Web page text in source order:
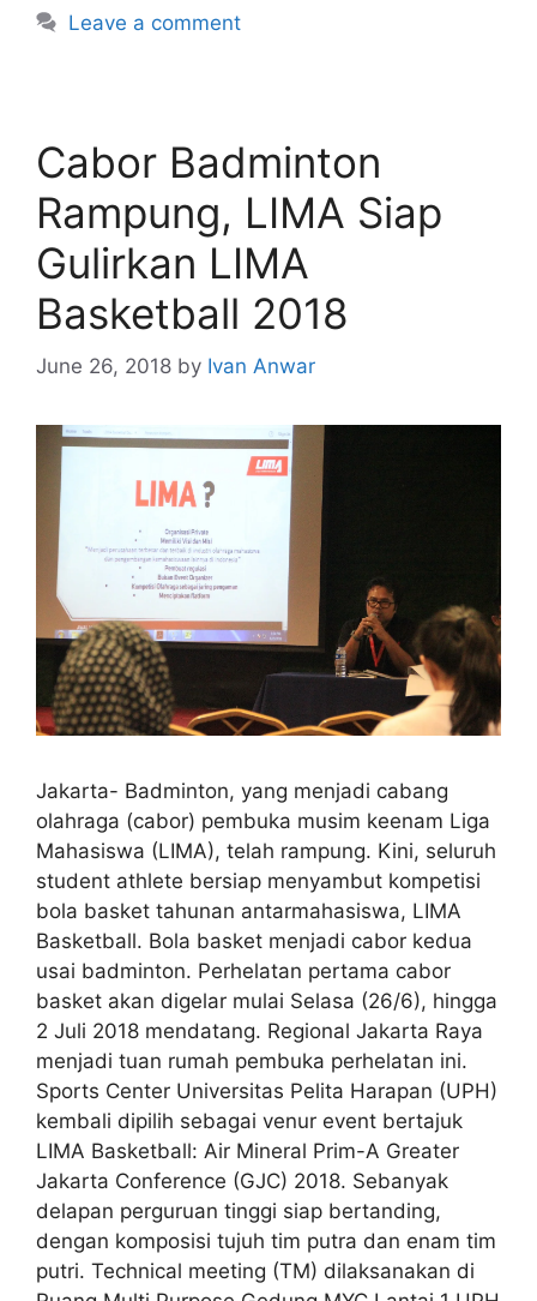
Leave a comment
Cabor Badminton
Rampung, LIMA Siap
Gulirkan LIMA
Basketball 2018
June 26, 2018 by Ivan Anwar
Jakarta- Badminton, yang menjadi cabang
olahraga (cabor) pembuka musim keenam Liga
Mahasiswa (LIMA), telah rampung. Kini, seluruh
student athlete bersiap menyambut kompetisi
bola basket tahunan antarmahasiswa, LIMA
Basketball. Bola basket menjadi cabor kedua
usai badminton. Perhelatan pertama cabor
basket akan digelar mulai Selasa (26/6), hingga
2 Juli 2018 mendatang. Regional Jakarta Raya
menjadi tuan rumah pembuka perhelatan ini.
Sports Center Universitas Pelita Harapan (UPH)
kembali dipilih sebagai venur event bertajuk
LIMA Basketball: Air Mineral Prim-A Greater
Jakarta Conference (GJC) 2018. Sebanyak
delapan perguruan tinggi siap bertanding,
dengan komposisi tujuh tim putra dan enam tim
putri. Technical meeting (TM) dilaksanakan di